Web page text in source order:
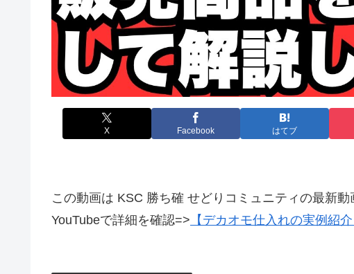
X Facebook はてブ
この動画は KSC 勝ち確 せどりコミュニティの最新動
YouTubeで詳細を確認=> 【デカオモ仕入れの実例紹